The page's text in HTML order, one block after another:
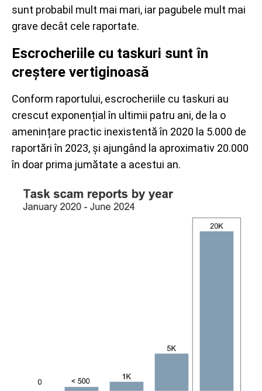
sunt probabil mult mai mari, iar pagubele mult mai
grave decât cele raportate.
Escrocheriile cu taskuri sunt în
creștere vertiginoasă
Conform raportului, escrocheriile cu taskuri au
crescut exponențial în ultimii patru ani, de la o
amenințare practic inexistentă în 2020 la 5.000 de
raportări în 2023, și ajungând la aproximativ 20.000
în doar prima jumătate a acestui an.